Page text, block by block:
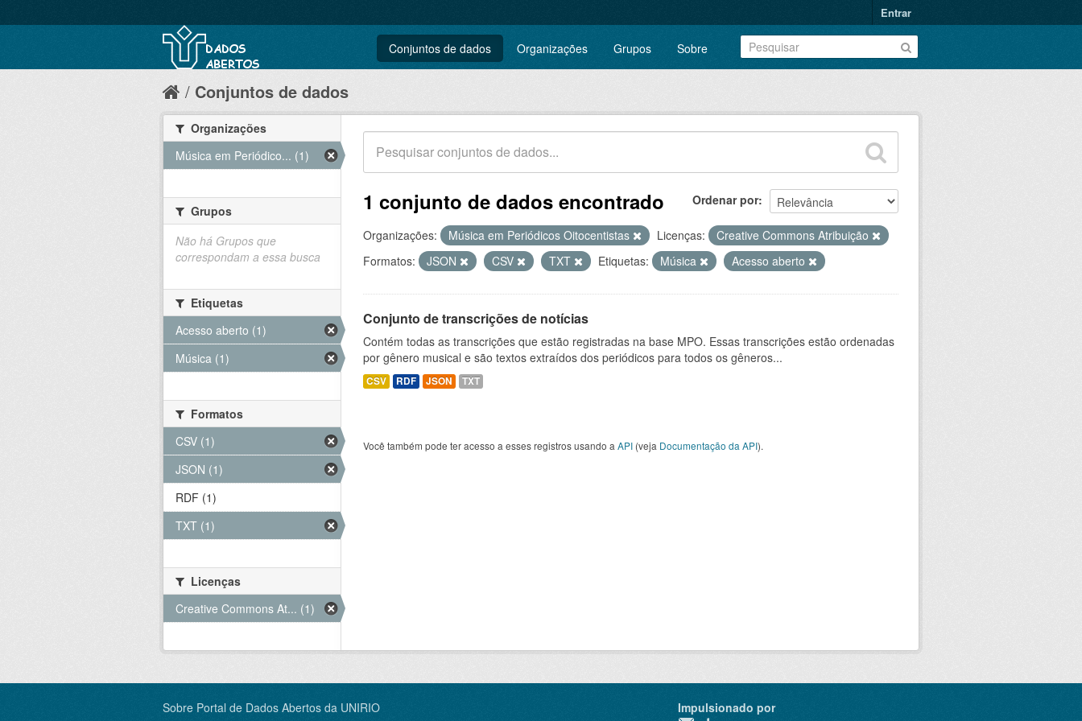
Entrar
Conjuntos de dados Organizações Grupos Sobre
Conjuntos de dados
Ordenar por
1 conjunto de dados encontrado
Organizações: Música em Periódicos Oitocentistas Licenças:
Creative Commons Atribuição
Formatos:
JSON CSV TXT Etiquetas: Música Acesso aberto
Conjunto de transcrições de notícias
Contém todas as transcrições que estão registradas na base MPO. Essas transcrições estão ordenadas
por gênero musical e são textos extraídos dos periódicos para todos os gêneros...
CSV RDF JSON TXT
Você também pode ter acesso a esses registros usando a API (veja Documentação da API).
Organizações
Música em Periódico... (1)
Grupos
Não há Grupos que
correspondam a essa busca
Etiquetas
Acesso aberto (1)
Música (1)
Formatos
CSV (1)
JSON (1)
RDF (1)
TXT (1)
Licenças
Creative Commons At... (1)
Sobre Portal de Dados Abertos da UNIRIO
Impulsionado por